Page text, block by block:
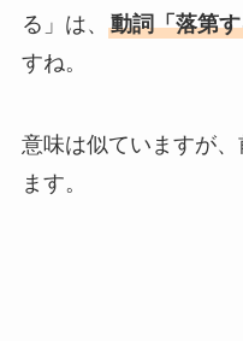
る」は、 動詞「落第
すね。
意味は似ていますが
ます。